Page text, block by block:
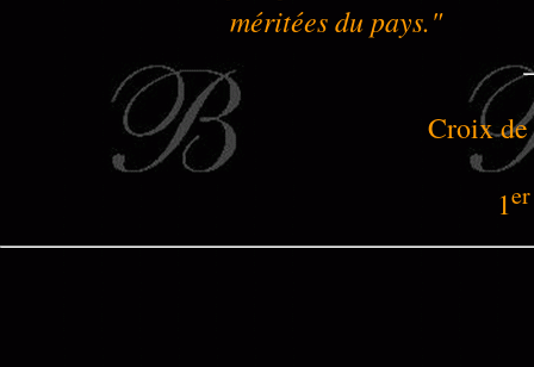
méritées du pays."
Croix
1er